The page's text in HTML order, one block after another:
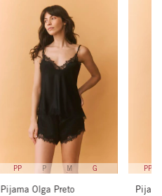
PP P M G
Pijama Olga Preto
PP